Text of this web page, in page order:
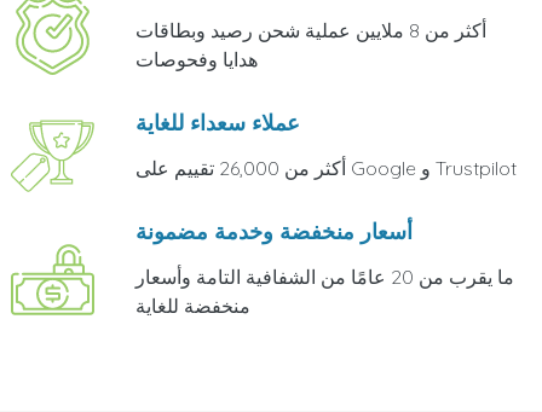
أكثر من 8 ملايين عملية شحن رصيد وبطاقات
هدايا وفحوصات
عملاء سعداء للغاية
أكثر من 26,000 تقييم على Google و Trustpilot
أسعار منخفضة وخدمة مضمونة
ما يقرب من 20 عامًا من الشفافية التامة وأسعار
منخفضة للغاية